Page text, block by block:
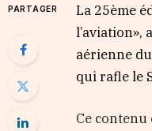
PARTAGER
La 25ème
l’aviation»,
aérienne
qui rafle le
Ce